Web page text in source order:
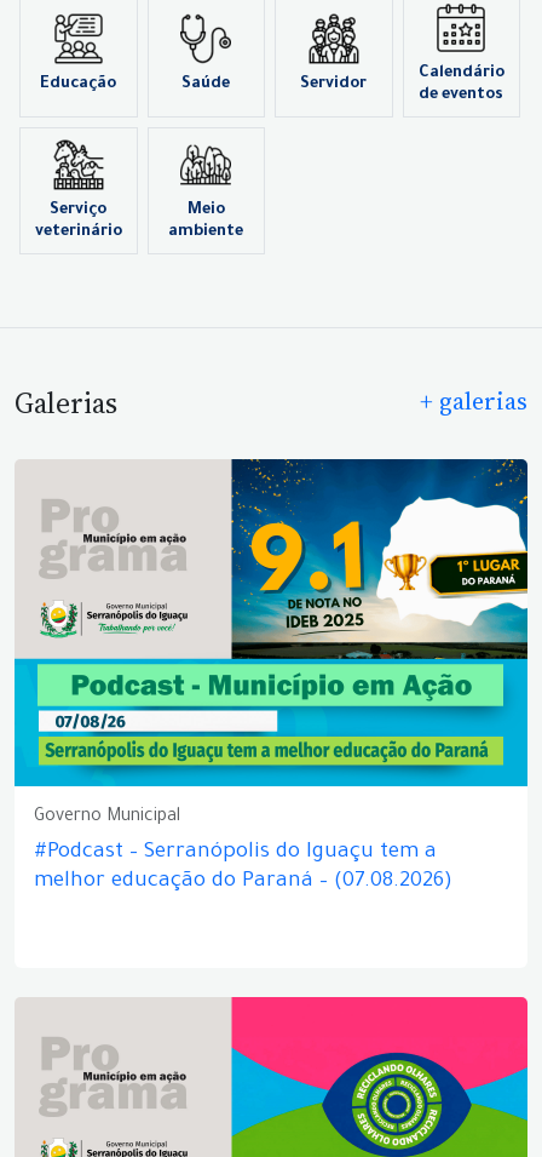
Educação Saúde Servidor
Calendário
de eventos
Serviço
veterinário
Meio
ambiente
Galerias + galerias
Governo Municipal
#Podcast – Serranópolis do Iguaçu tem a
melhor educação do Paraná – (07.08.2026)